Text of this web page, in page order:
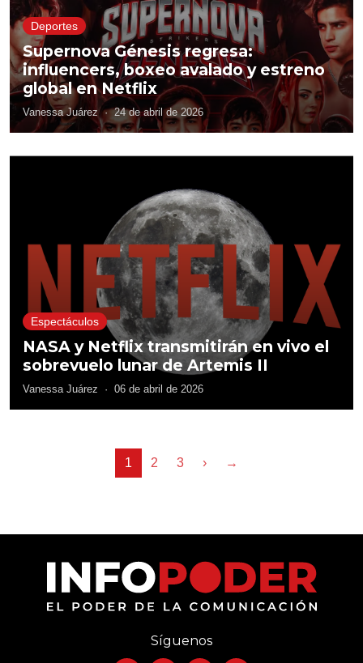
Deportes
Supernova Génesis regresa:
influencers, boxeo avalado y estreno
global en Netflix
Vanessa Juárez· 24 de abril de 2026
Espectáculos
NASA y Netflix transmitirán en vivo el
sobrevuelo lunar de Artemis II
Vanessa Juárez · 06 de abril de 2026
1 2 3 › →
Síguenos